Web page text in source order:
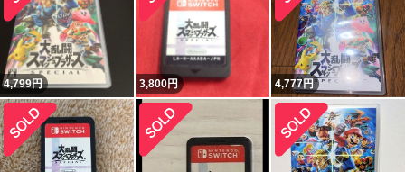
4,799円 3,800円 4,777円